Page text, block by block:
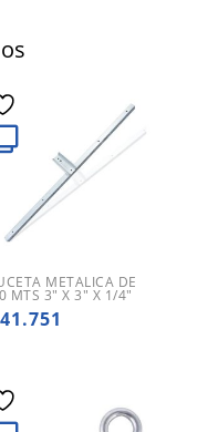
METALICA DE
MTS 3″ X 3″ X 1/4″